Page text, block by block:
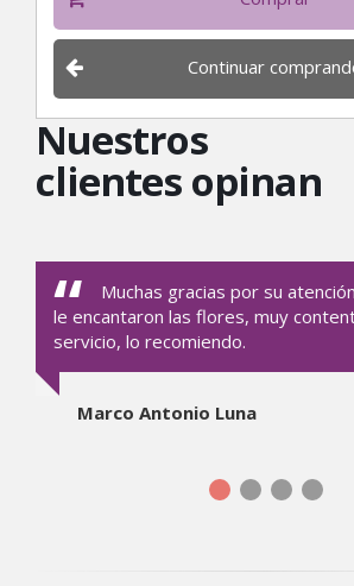
Continuar
Nuestros
clientes opinan
Muchas gracias por su
le encantaron las flores, muy
servicio, lo recomiendo.
Marco Antonio Luna